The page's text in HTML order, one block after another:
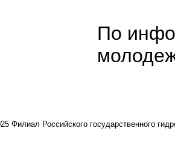
По
Филиал Российского государственного